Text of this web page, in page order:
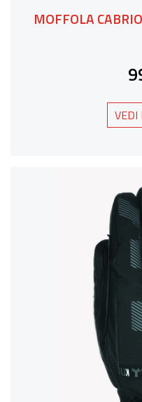
MOFFOLA
VEDI